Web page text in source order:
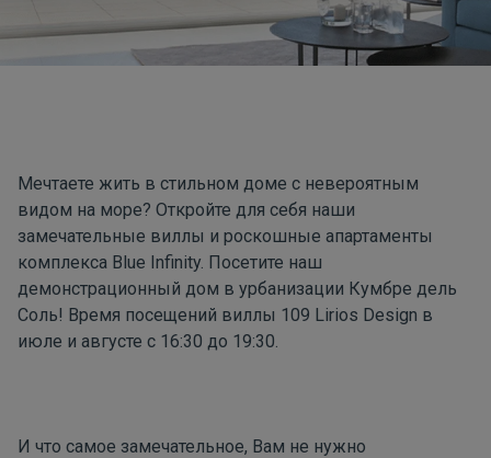
Мечтаете жить в стильном доме с невероятным
видом на море? Откройте для себя наши
замечательные виллы и роскошные апартаменты
комплекса Blue Infinity. Посетите наш
демонстрационный дом в урбанизации Кумбре дель
Соль! Время посещений виллы 109 Lirios Design в
июле и августе с 16:30 до 19:30.
И что самое замечательное, Вам не нужно